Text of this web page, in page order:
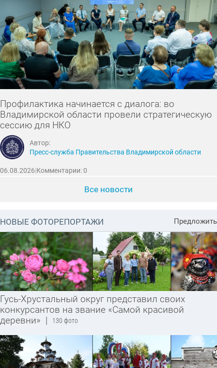
Профилактика начинается с диалога: во
Владимирской области провели стратегическую
сессию для НКО
Автор:
Пресс-служба Правительства Владимирской области
06.08.2026|Комментарии: 0
Все новости
НОВЫЕ ФОТОРЕПОРТАЖИ Предложить
Гусь-Хрустальный округ представил своих
конкурсантов на звание «Самой красивой
деревни» | 130 фото